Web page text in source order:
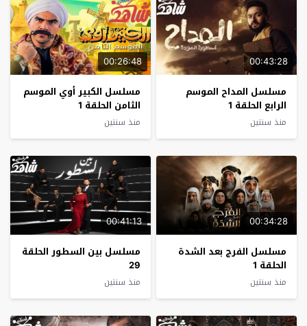
00:43:28
مسلسل المداح الموسم
الرابع الحلقة 1
منذ سنتين
00:26:48
مسلسل الكبير أوي الموسم
الثامن الحلقة 1
منذ سنتين
00:34:28
مسلسل الفرج بعد الشدة
الحلقة 1
منذ سنتين
00:41:13
مسلسل بين السطور الحلقة
29
منذ سنتين